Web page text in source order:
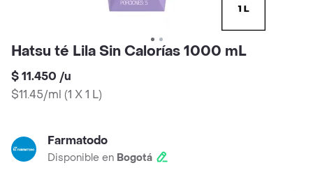
Hatsu té Lila Sin Calorías 1000 mL
$ 11.450 /u
$11.45/ml (1 X 1 L)
Farmatodo
Disponible en Bogotá